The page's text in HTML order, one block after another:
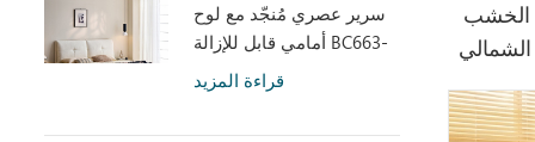
الخشب
سرير عصري مُنجّد مع لوح
أمامي قابل للإزالة BC663-
قراءة المزيد